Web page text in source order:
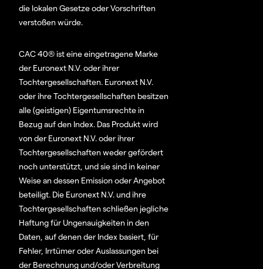
die lokalen Gesetze oder Vorschriften
verstoßen würde.
CAC 40® ist eine eingetragene Marke
der Euronext N.V. oder ihrer
Tochtergesellschaften. Euronext N.V.
oder ihre Tochtergesellschaften besitzen
alle (geistigen) Eigentumsrechte in
Bezug auf den Index. Das Produkt wird
von der Euronext N.V. oder ihrer
Tochtergesellschaften weder gefördert
noch unterstützt, und sie sind in keiner
Weise an dessen Emission oder Angebot
beteiligt. Die Euronext N.V. und ihre
Tochtergesellschaften schließen jegliche
Haftung für Ungenauigkeiten in den
Daten, auf denen der Index basiert, für
Fehler, Irrtümer oder Auslassungen bei
der Berechnung und/oder Verbreitung